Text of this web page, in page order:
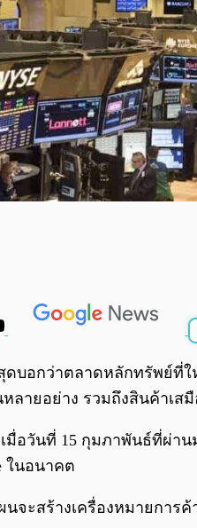
น ดบอกว่าตลาดหลักทรัพย์ที่
หลายอย่าง รวมถึงสินค้าเส
มื่อวันที่ 15 กุมภาพันธ์ที่ผ่าน
ในอนาคต
นจะสร้างเครื่องหมายการ